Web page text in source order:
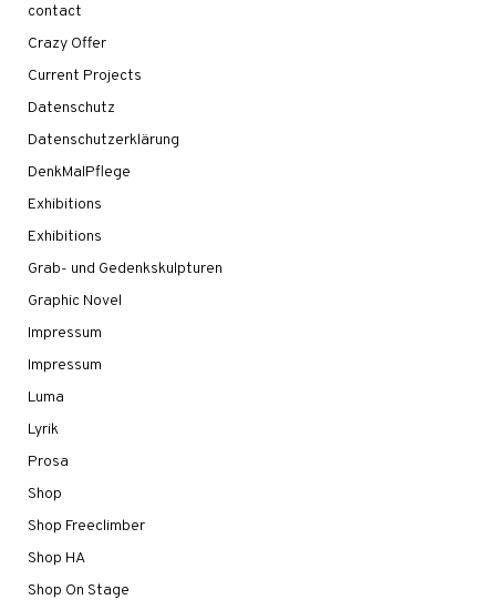
contact
Crazy Offer
Current Projects
Datenschutz
Datenschutzerklärung
DenkMalPflege
Exhibitions
Exhibitions
Grab- und Gedenkskulpturen
Graphic Novel
Impressum
Impressum
Luma
Lyrik
Prosa
Shop
Shop Freeclimber
Shop HA
Shop On Stage